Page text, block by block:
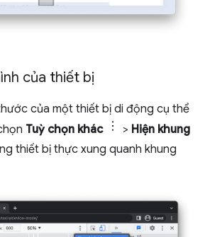
của thiết bị
của một thiết bị di động cụ thể
Tuỳ chọn khác > Hiện khung
thiết bị thực xung quanh khung